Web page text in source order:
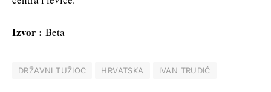
Izvor : Beta
DRŽAVNI TUŽIOC HRVATSKA IVAN TRUDIĆ